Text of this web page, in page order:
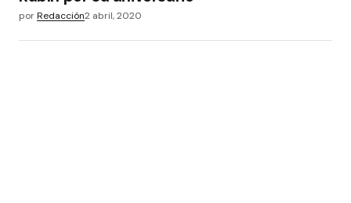
porRedacción2 abril, 2020